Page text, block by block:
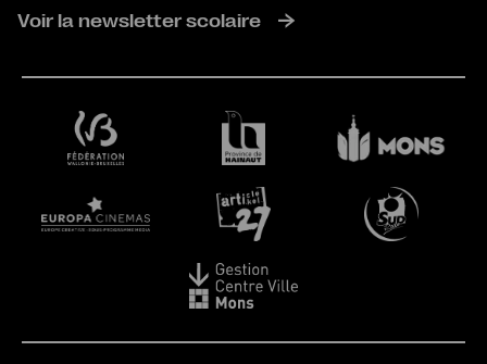
Voir la newsletter scolaire